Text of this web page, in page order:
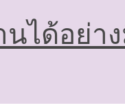
นได้อย่า